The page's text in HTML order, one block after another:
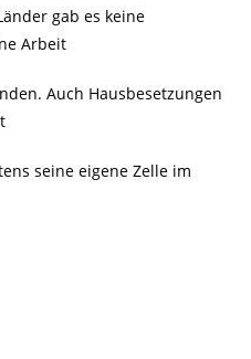
gab es keine
Arbeit
Auch Hausbesetzungen
seine eigene Zelle im